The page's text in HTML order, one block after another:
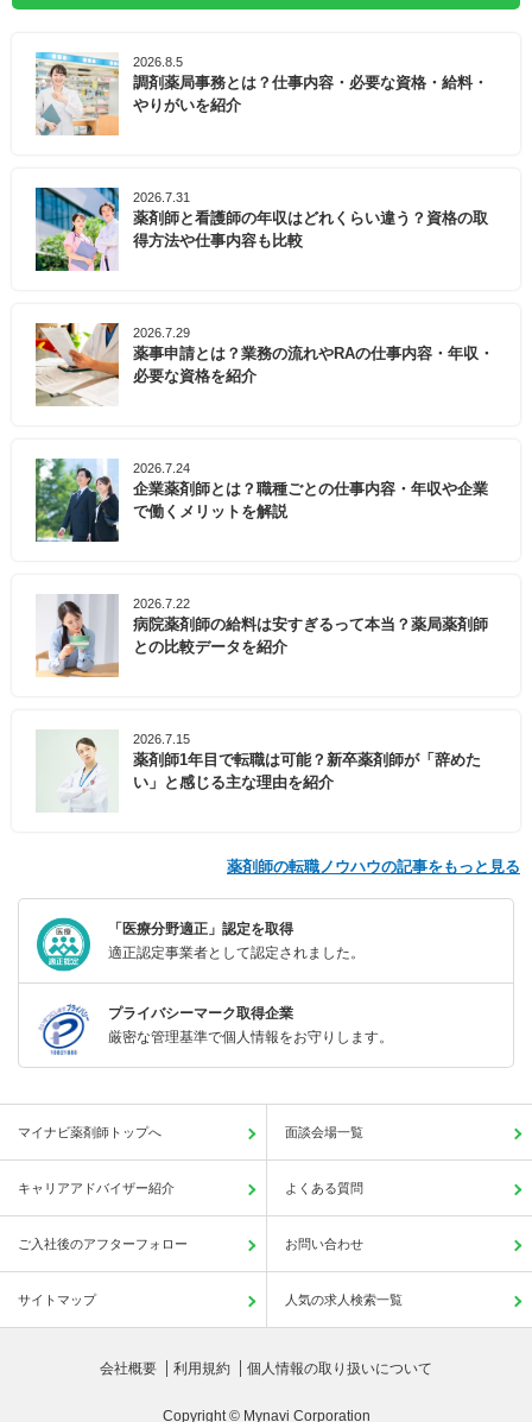
2026.8.5
調剤薬局事務とは？仕事内容・必要な資格・給料・
やりがいを紹介
2026.7.31
薬剤師と看護師の年収はどれくらい違う？資格の取
得方法や仕事内容も比較
2026.7.29
薬事申請とは？業務の流れやRAの仕事内容・年収・
必要な資格を紹介
2026.7.24
企業薬剤師とは？職種ごとの仕事内容・年収や企業
で働くメリットを解説
2026.7.22
病院薬剤師の給料は安すぎるって本当？薬局薬剤師
との比較データを紹介
2026.7.15
薬剤師1年目で転職は可能？新卒薬剤師が「辞めた
い」と感じる主な理由を紹介
薬剤師の転職ノウハウの記事をもっと見る
「医療分野適正」認定を取得
適正認定事業者として認定されました。
プライバシーマーク取得企業
厳密な管理基準で個人情報をお守りします。
マイナビ薬剤師トップへ 面談会場一覧
キャリアアドバイザー紹介 よくある質問
ご入社後のアフターフォロー お問い合わせ
サイトマップ 人気の求人検索一覧
会社概要 利用規約 個人情報の取り扱いについて
Copyright © Mynavi Corporation